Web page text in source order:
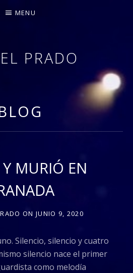
PRADO
– DOCTOR EN
MENU
MURIÓ EN
ON JUNIO 9, 2020
Silencio, silencio y cuatro
silencio nace el primer
como melodía